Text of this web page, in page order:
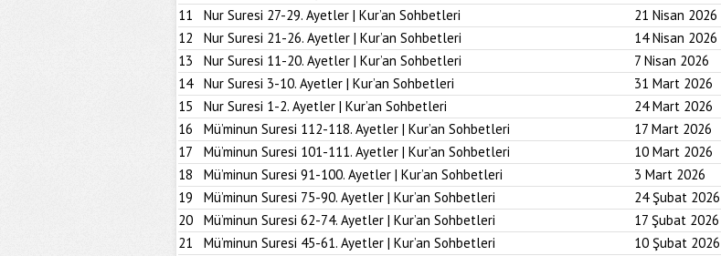
11
Nur Suresi 27-29. Ayetler | Kur’an Sohbetleri 21 Nisan 2026
12
Nur Suresi 21-26. Ayetler | Kur’an Sohbetleri 14 Nisan 2026
13
Nur Suresi 11-20. Ayetler | Kur’an Sohbetleri 7 Nisan 2026
14
Nur Suresi 3-10. Ayetler | Kur’an Sohbetleri 31 Mart 2026
15
Nur Suresi 1-2. Ayetler | Kur’an Sohbetleri 24 Mart 2026
16
Mü’minun Suresi 112-118. Ayetler | Kur’an Sohbetleri 17 Mart 2026
17
Mü’minun Suresi 101-111. Ayetler | Kur’an Sohbetleri 10 Mart 2026
18
Mü’minun Suresi 91-100. Ayetler | Kur’an Sohbetleri 3 Mart 2026
19
Mü’minun Suresi 75-90. Ayetler | Kur’an Sohbetleri 24 Şubat 2026
20
Mü’minun Suresi 62-74. Ayetler | Kur’an Sohbetleri 17 Şubat 2026
21
Mü’minun Suresi 45-61. Ayetler | Kur’an Sohbetleri 10 Şubat 2026